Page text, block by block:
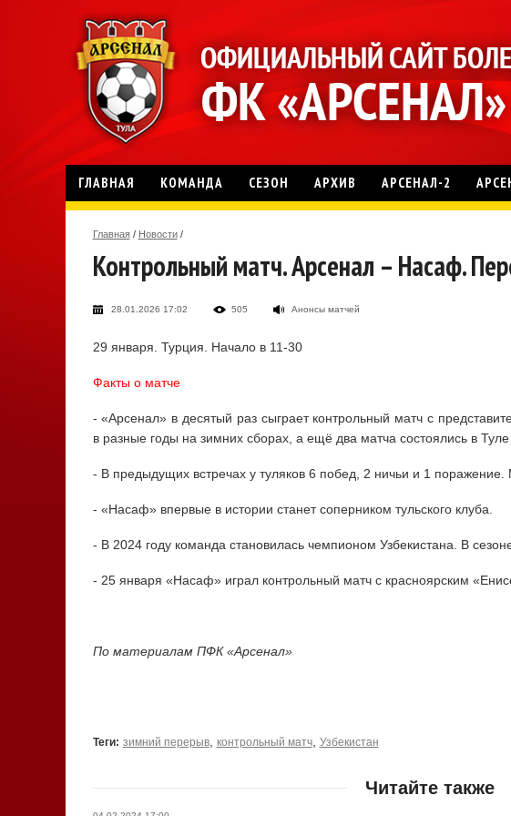
ГЛАВНАЯ КОМАНДА СЕЗОН АРХИВ АРСЕНАЛ-2
Главная / Новости /
Контрольный матч. Арсенал – Насаф.
28.01.2026 17:02 505 Анонсы матчей
29 января. Турция. Начало в 11-30
Факты о матче
- «Арсенал» в десятый раз сыграет контрольный матч с
в разные годы на зимних сборах, а ещё два матча состоялись в
- В предыдущих встречах у туляков 6 побед, 2 ничьи и 1
- «Насаф» впервые в истории станет соперником тульского клуба.
- В 2024 году команда становилась чемпионом Узбекистана. В
- 25 января «Насаф» играл контрольный матч с красноярским
По материалам ПФК «Арсенал»
Теги: зимний перерыв, контрольный матч, Узбекистан
Читайте также